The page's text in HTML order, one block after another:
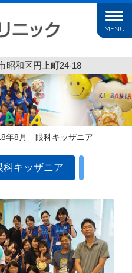
昭和区円上町24-18
MENU
年8月 眼科キッザニア
キッザニア